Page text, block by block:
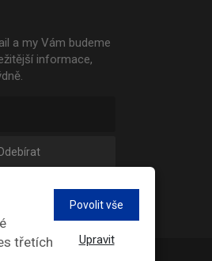
třetích
Povolit vše
Upravit
a my Vám budeme
informace,